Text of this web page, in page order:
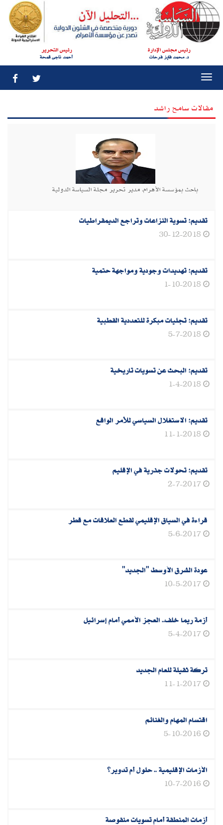
رئيس مجلس الإدارة
د. محمد فايز فرحات
رئيس التحرير
أحمد ناجى قمحة
مقالات سامح راشد
باحث بمؤسسة الأهرام، مدير تحرير مجلة السياسة الدولية
تقديم‮: ‬تسوية النزاعات وتراجع الديمقراطيات
30-12-2018
تقديم‮: ‬تهديدات وجودية ومواجهة حتمية‮
1-10-2018
تقديم‮: ‬تجليات مبكرة للتعددية القطبية
5-7-2018
تقديم‮: ‬البحث عن تسويات تاريخية
1-4-2018
تقديم: الاستغلال السياسي للأمر الواقع
11-1-2018
تقديم‮: ‬تحولات جذرية في الإقليم‮
2-7-2017
قراءة في السياق الإقليمي لقطع العلاقات مع قطر
5-6-2017
عودة الشرق الأوسط‮ "‬الجديد‮"‬
10-5-2017
أزمة ريما خلف.. العجز الأممي أمام إسرائيل
5-4-2017
تركة ثقيلة للعام الجديد
11-1-2017
اقتسام المهام والغنائم
5-10-2016
الأزمات الإقليمية‮ .. ‬حلول أم تدوير؟
10-7-2016
أزمات المنطقة أمام تسويات منقوصة